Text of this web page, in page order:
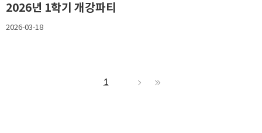
2026년 1학기 개강파티
2026-03-18
1